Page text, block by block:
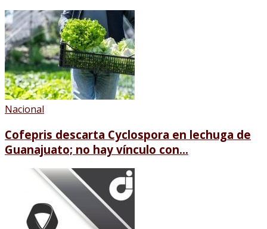
Nacional
Cofepris descarta Cyclospora en lechuga de
Guanajuato; no hay vínculo con...